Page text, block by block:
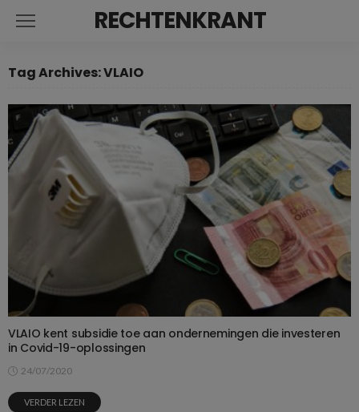
RECHTENKRANT
Tag Archives: VLAIO
VLAIO kent subsidie toe aan ondernemingen die investeren
in Covid-19-oplossingen
24/07/2020
VERDER LEZEN